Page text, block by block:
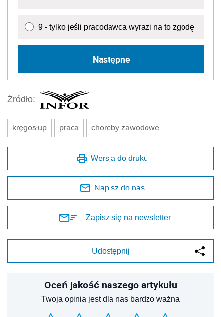
9 - tylko jeśli pracodawca wyrazi na to zgodę
Następne
Źródło:
kręgosłup praca choroby zawodowe
Wersja do druku
Napisz do nas
Zapisz się na newsletter
Udostępnij
Oceń jakość naszego artykułu
Twoja opinia jest dla nas bardzo ważna